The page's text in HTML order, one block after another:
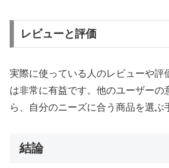
レビューと評価
実際に使っている人のレビューや評
は非常に有益です。他のユーザーの
ら、自分のニーズに合う商品を選ぶ
結論